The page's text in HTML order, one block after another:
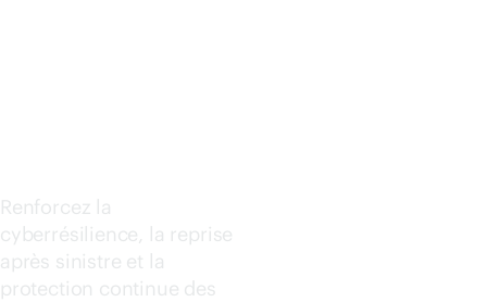
Renforcez la
cyberrésilience, la reprise
après sinistre et la
protection continue des